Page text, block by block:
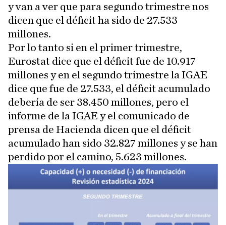
y van a ver que para segundo trimestre nos
dicen que el déficit ha sido de 27.533
millones.
Por lo tanto si en el primer trimestre,
Eurostat dice que el déficit fue de 10.917
millones y en el segundo trimestre la IGAE
dice que fue de 27.533, el déficit acumulado
debería de ser 38.450 millones, pero el
informe de la IGAE y el comunicado de
prensa de Hacienda dicen que el déficit
acumulado han sido 32.827 millones y se han
perdido por el camino, 5.623 millones.